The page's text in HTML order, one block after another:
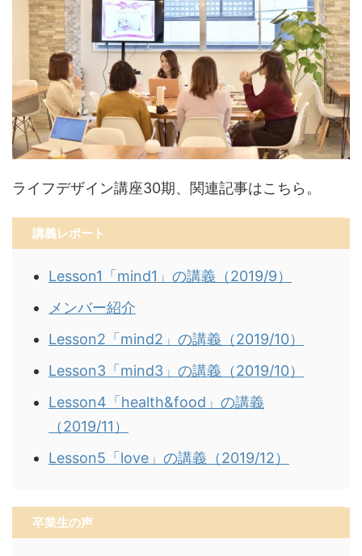
ライフデザイン講座30期、関連記事はこちら。
講義レポート
Lesson1「mind1」の講義（2019/9）
メンバー紹介
Lesson2「mind2」の講義（2019/10）
Lesson3「mind3」の講義（2019/10）
Lesson4「health&food」の講義
（2019/11）
Lesson5「love」の講義（2019/12）
卒業生の声